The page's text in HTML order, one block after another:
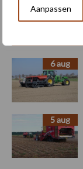
Aanpassen
Primaire
Sidebar
6 aug
5 aug